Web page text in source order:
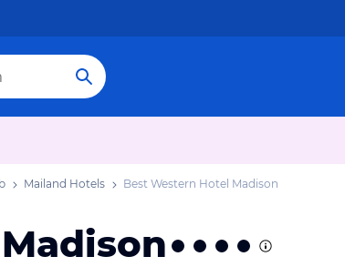
Mailand Hotels Best Western Hotel Madison